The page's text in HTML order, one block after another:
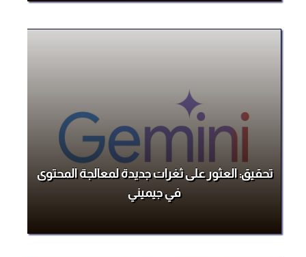
تحقيق: العثور على ثغرات جديدة لمعالجة المحتوى
في جيميني